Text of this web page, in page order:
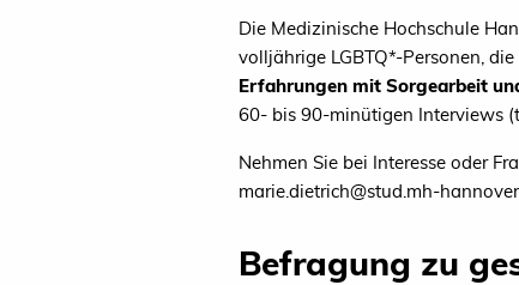
Die Medizinische Hochschule
volljährige LGBTQ*-Personen,
Erfahrungen mit Sorgearbeit
60- bis 90-minütigen Interviews
Nehmen Sie bei Interesse oder
marie.dietrich@stud.mh-
Befragung zu